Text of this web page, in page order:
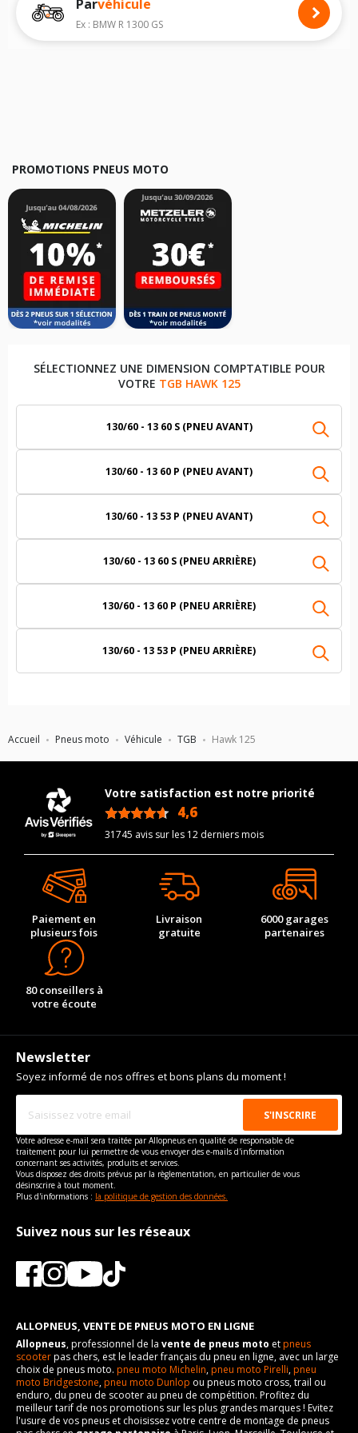
Accueil Pneus moto Véhicule TGB Hawk 125
Nous recommandons de toujours monter des pneus moto avec les
dimensions homologuées par le constructeur.
Pour cela, veuillez sélectionner le modèle de votre motoTGB Hawk 125
Parvéhicule
Ex : BMW R 1300 GS
PROMOTIONS PNEUS MOTO
SÉLECTIONNEZ UNE DIMENSION COMPTATIBLE POUR
VOTRE TGB HAWK 125
130/60 - 13 60 S (PNEU AVANT)
130/60 - 13 60 P (PNEU AVANT)
130/60 - 13 53 P (PNEU AVANT)
130/60 - 13 60 S (PNEU ARRIÈRE)
130/60 - 13 60 P (PNEU ARRIÈRE)
130/60 - 13 53 P (PNEU ARRIÈRE)
Votre satisfaction est notre priorité
4,6
31745 avis sur les 12 derniers mois
Paiement en
plusieurs fois
Livraison
gratuite
6000 garages
partenaires
80 conseillers à
votre écoute
Newsletter
Soyez informé de nos offres et bons plans du moment !
Votre adresse e-mail sera traitée par Allopneus en qualité de responsable de
traitement pour lui permettre de vous envoyer des e-mails d'information
concernant ses activités, produits et services.
Vous disposez des droits prévus par la règlementation, en particulier de vous
désinscrire à tout moment.
Plus d'informations : la politique de gestion des données.
Suivez nous sur les réseaux
ALLOPNEUS, VENTE DE PNEUS MOTO EN LIGNE
Allopneus, professionnel de la vente de pneus moto etpneus
scooterpas chers, est le leader français du pneu en ligne, avec un large
choix de pneus moto. pneu moto Michelin,pneu moto Pirelli,pneu
moto Bridgestone,pneu moto Dunlop ou pneus moto cross, trail ou
enduro, du pneu de scooter au pneu de compétition. Profitez du
meilleur tarif de nos promotions sur les plus grandes marques ! Evitez
l'usure de vos pneus et choisissez votre centre de montage de pneus